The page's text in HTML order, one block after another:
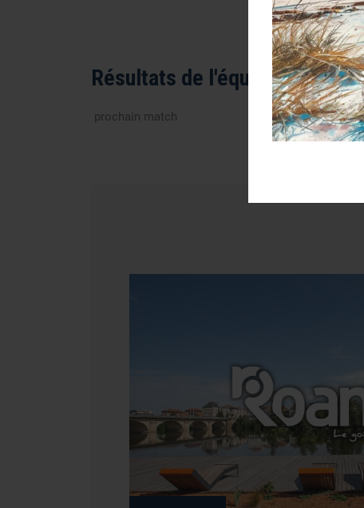
Résultats de l'équipe séniors
prochain match